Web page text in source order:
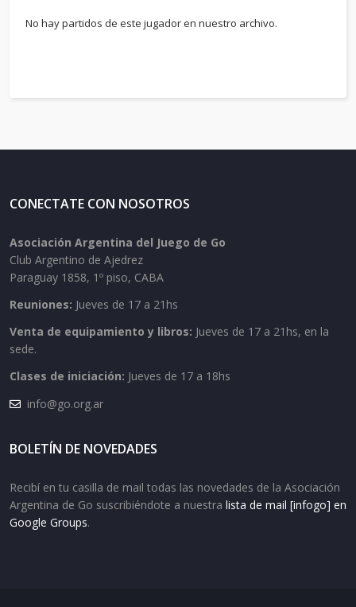
No hay partidos de este jugador en nuestro archivo.
CONECTATE CON NOSOTROS
Asociación Argentina del Juego de Go
Club Argentino de Ajedrez
Paraguay 1858, 1º piso, CABA
Reuniones: Jueves de 17 a 21hs
Venta de equipamiento y libros: Jueves de 17 a 21hs, en la
sede.
Clases de iniciación: Jueves de 17 a 18hs
info@go.org.ar
BOLETÍN DE NOVEDADES
Recibí en tu casilla de mail todas las novedades de la Asociación
Argentina de Go suscribiéndote a nuestra lista de mail [infogo] en
Google Groups.